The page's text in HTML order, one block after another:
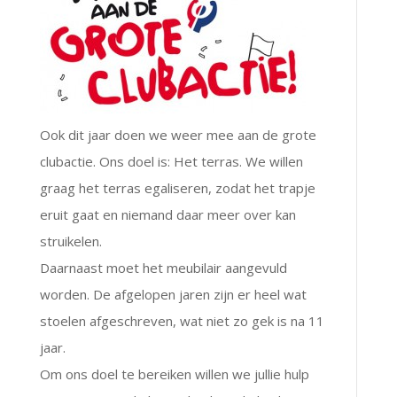
Ook dit jaar doen we weer mee aan de grote
clubactie. Ons doel is: Het terras. We willen
graag het terras egaliseren, zodat het trapje
eruit gaat en niemand daar meer over kan
struikelen.
Daarnaast moet het meubilair aangevuld
worden. De afgelopen jaren zijn er heel wat
stoelen afgeschreven, wat niet zo gek is na 11
jaar.
Om ons doel te bereiken willen we jullie hulp